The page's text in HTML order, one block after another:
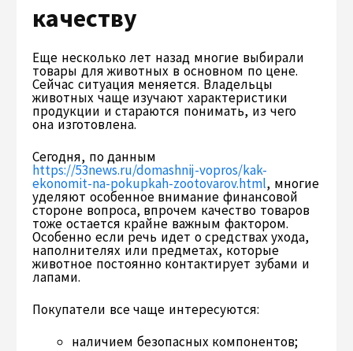
качеству
Еще несколько лет назад многие выбирали
товары для животных в основном по цене.
Сейчас ситуация меняется. Владельцы
животных чаще изучают характеристики
продукции и стараются понимать, из чего
она изготовлена.
Сегодня, по данным
https://53news.ru/domashnij-vopros/kak-
ekonomit-na-pokupkah-zootovarov.html, многие
уделяют особенное внимание финансовой
стороне вопроса, впрочем качество товаров
тоже остается крайне важным фактором.
Особенно если речь идет о средствах ухода,
наполнителях или предметах, которые
животное постоянно контактирует зубами и
лапами.
Покупатели все чаще интересуются:
наличием безопасных компонентов;